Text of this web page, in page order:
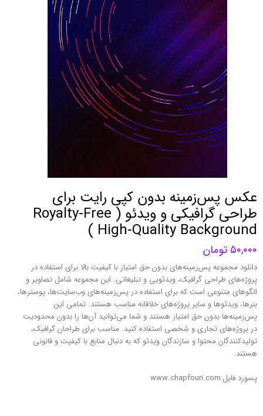
عکس پس‌زمینه‌ بدون کپی رایت برای
طراحی گرافیکی و ویدئو ( Royalty-Free
High-Quality Background )
۵۰,۰۰۰ تومان
دانلود مجموعه پس‌زمینه‌های بدون حق امتیاز با کیفیت بالا برای استفاده در
پروژه‌های طراحی گرافیک، ویدئویی و تبلیغاتی. این مجموعه شامل تصاویر و
الگوهای متنوعی است که برای استفاده در پس‌زمینه‌های وب‌سایت‌ها، پوسترها،
بنرها، ویدئوها و سایر پروژه‌های خلاقانه مناسب هستند. تمامی این
پس‌زمینه‌ها بدون حق امتیاز هستند و شما می‌توانید آن‌ها را بدون محدودیت
در پروژه‌های تجاری و شخصی استفاده کنید. مناسب برای طراحان گرافیک،
تولیدکنندگان محتوا و سازندگان ویدئو که به دنبال منابع با کیفیت و قانونی
هستند.
پسورد فایل:www.chapfouri.com